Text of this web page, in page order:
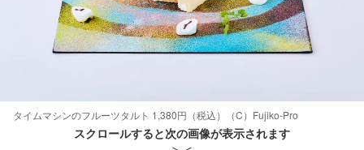
タイムマシンのフルーツタルト 1,380円（税込）（C）Fujiko-Pro
スクロールすると次の画像が表示されます